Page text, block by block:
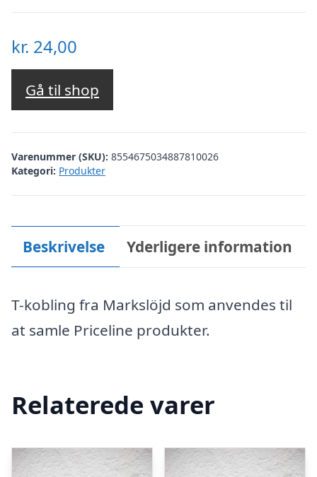
kr. 24,00
Gå til shop
Varenummer (SKU): 8554675034887810026
Kategori: Produkter
Beskrivelse Yderligere information
T-kobling fra Markslöjd som anvendes til
at samle Priceline produkter.
Relaterede varer